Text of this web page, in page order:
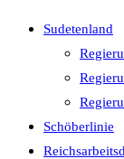
Sudetenland
Schöberlinie